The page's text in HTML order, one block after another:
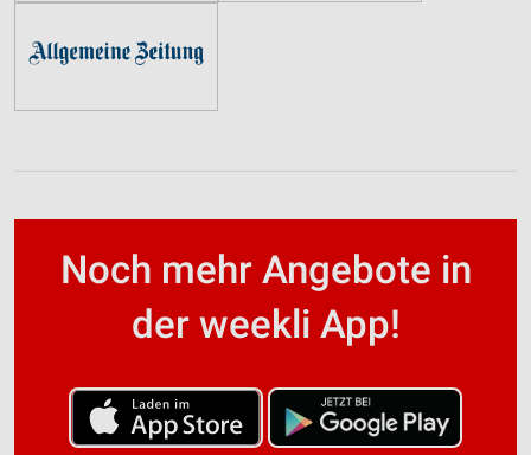
Noch mehr Angebote in
der weekli App!